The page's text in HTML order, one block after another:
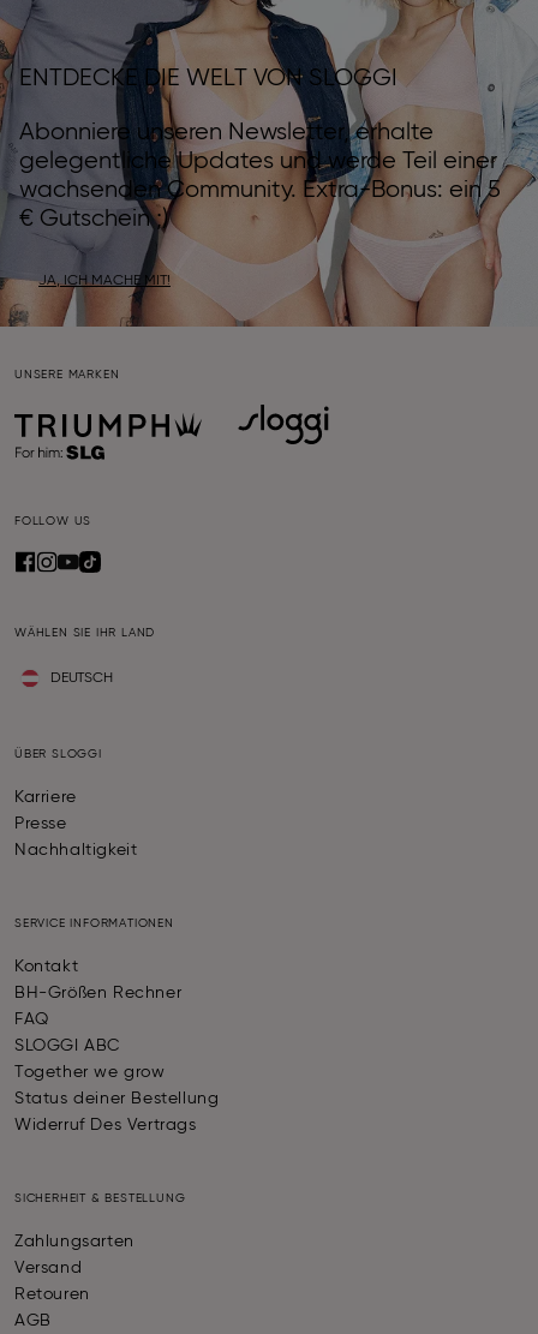
ENTDECKE DIE WELT VON SLOGGI
Abonniere unseren Newsletter, erhalte
gelegentliche Updates und werde Teil einer
wachsenden Community. Extra-Bonus: ein 5
€ Gutschein ;)
JA, ICH MACHE MIT!
UNSERE MARKEN
FOLLOW US
WÄHLEN SIE IHR LAND
DEUTSCH
ÜBER SLOGGI
Karriere
Presse
Nachhaltigkeit
SERVICE INFORMATIONEN
Kontakt
BH-Größen Rechner
FAQ
SLOGGI ABC
Together we grow
Status deiner Bestellung
Widerruf Des Vertrags
SICHERHEIT & BESTELLUNG
Zahlungsarten
Versand
Retouren
AGB